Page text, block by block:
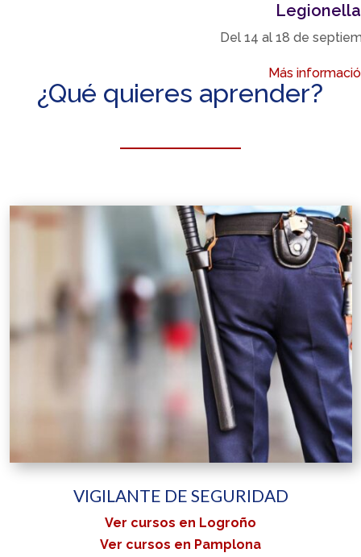
Legionella
Del 14 al 18 de
Más
¿Qué quieres aprender?
VIGILANTE DE SEGURIDAD
Ver cursos en Logroño
Ver cursos en Pamplona